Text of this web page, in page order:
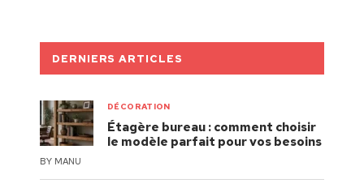
DERNIERS ARTICLES
DÉCORATION
Étagère bureau : comment choisir
le modèle parfait pour vos besoins
BY MANU